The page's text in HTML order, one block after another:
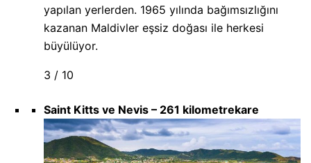
yapılan yerlerden. 1965 yılında bağımsızlığını
kazanan Maldivler eşsiz doğası ile herkesi
büyülüyor.
3 / 10
Saint Kitts ve Nevis – 261 kilometrekare